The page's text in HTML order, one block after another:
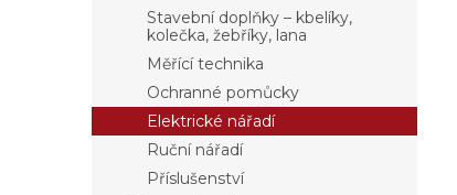
Stavební doplňky – kbelíky,
kolečka, žebříky, lana
Měřící technika
Ochranné pomůcky
Elektrické nářadí
Ruční nářadí
Příslušenství